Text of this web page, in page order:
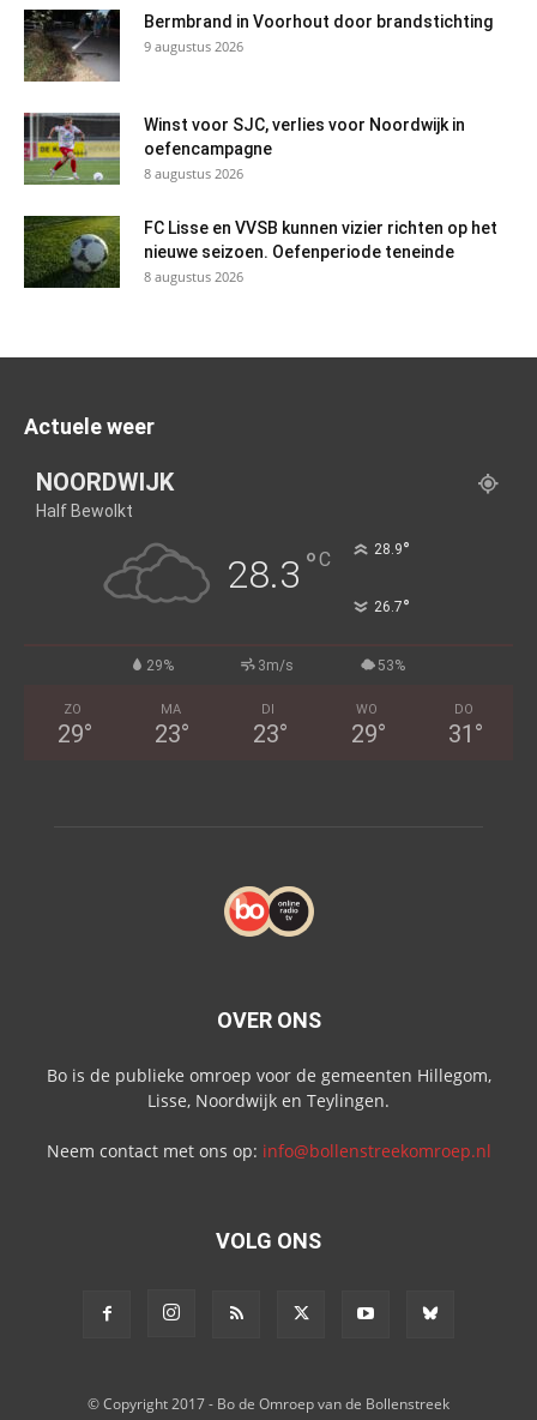
Bermbrand in Voorhout door brandstichting
9 augustus 2026
Winst voor SJC, verlies voor Noordwijk in
oefencampagne
8 augustus 2026
FC Lisse en VVSB kunnen vizier richten op het
nieuwe seizoen. Oefenperiode teneinde
8 augustus 2026
Actuele weer
NOORDWIJK
Half Bewolkt
28.3 °C 28.9°
26.7°
29% 3m/s 53%
ZO
29°
MA
23°
DI
23°
WO
29°
DO
31 °
OVER ONS
Bo is de publieke omroep voor de gemeenten Hillegom,
Lisse, Noordwijk en Teylingen.
Neem contact met ons op: info@bollenstreekomroep.nl
VOLG ONS
© Copyright 2017 - Bo de Omroep van de Bollenstreek